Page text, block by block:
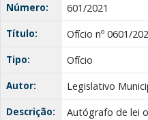
Número:
601/2021
Título:
Ofício nº 0601/
Tipo:
Ofício
Autor:
Legislativo
Descrição:
Autógrafo de lei